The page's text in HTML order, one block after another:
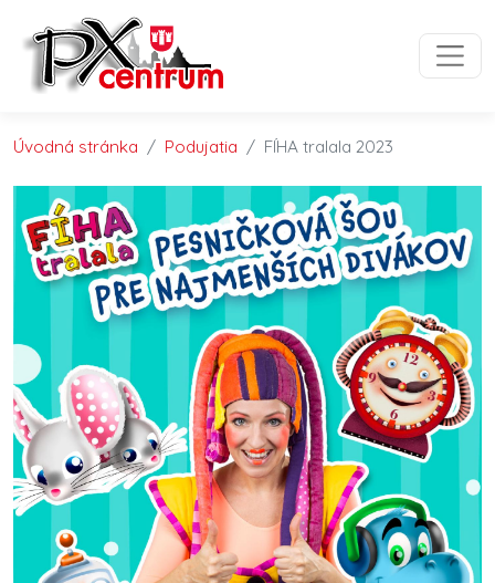
Preskočiť na obsah
Preskočiť na hlavné menu
Úvodná stránka Podujatia FÍHA tralala 2023